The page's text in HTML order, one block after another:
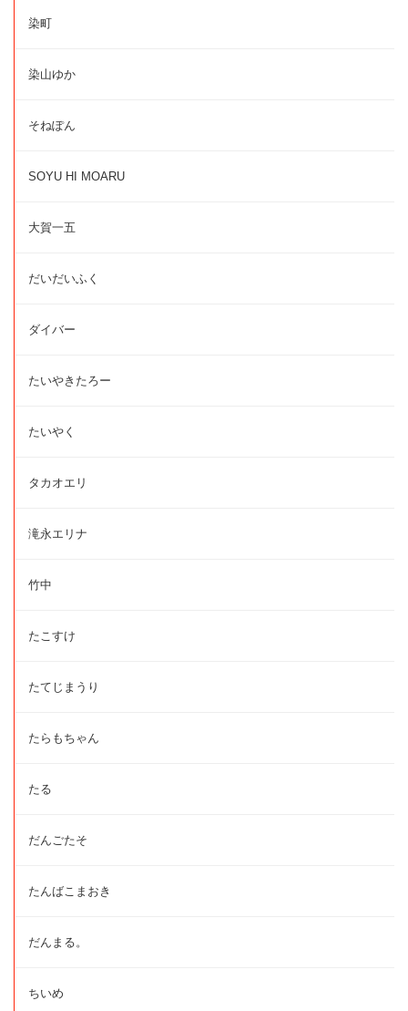
染町
染山ゆか
そねぽん
SOYU HI MOARU
大賀一五
だいだいふく
ダイバー
たいやきたろー
たいやく
タカオエリ
滝永エリナ
竹中
たこすけ
たてじまうり
たらもちゃん
たる
だんごたそ
たんばこまおき
だんまる。
ちいめ